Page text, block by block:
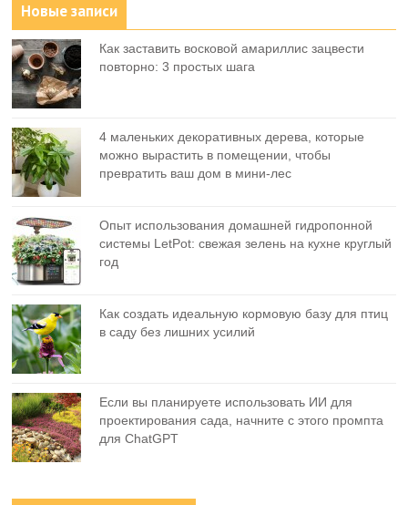
Новые записи
Как заставить восковой амариллис зацвести
повторно: 3 простых шага
4 маленьких декоративных дерева, которые
можно вырастить в помещении, чтобы
превратить ваш дом в мини-лес
Опыт использования домашней гидропонной
системы LetPot: свежая зелень на кухне круглый
год
Как создать идеальную кормовую базу для птиц
в саду без лишних усилий
Если вы планируете использовать ИИ для
проектирования сада, начните с этого промпта
для ChatGPT